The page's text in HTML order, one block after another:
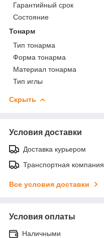
Гарантийный срок
Состояние
Тонарм
Тип тонарма
Форма тонарма
Материал тонарма
Тип иглы
Скрыть
Условия доставки
Доставка курьером
Транспортная компания
Все условия доставки
Условия оплаты
Наличными